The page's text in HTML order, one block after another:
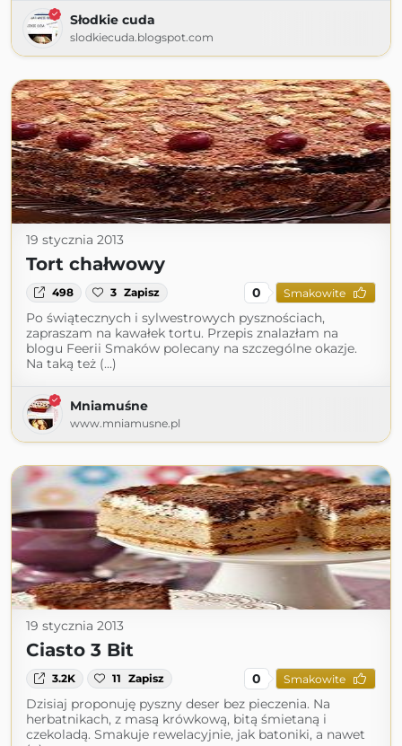
Słodkie cuda
slodkiecuda.blogspot.com
19 stycznia 2013
Tort chałwowy
498 3 Zapisz 0 Smakowite
Po świątecznych i sylwestrowych pysznościach,
zapraszam na kawałek tortu. Przepis znalazłam na
blogu Feerii Smaków polecany na szczególne okazje.
Na taką też (...)
Mniamuśne
www.mniamusne.pl
19 stycznia 2013
Ciasto 3 Bit
3.2K 11 Zapisz 0 Smakowite
Dzisiaj proponuję pyszny deser bez pieczenia. Na
herbatnikach, z masą krówkową, bitą śmietaną i
czekoladą. Smakuje rewelacyjnie, jak batoniki, a nawet